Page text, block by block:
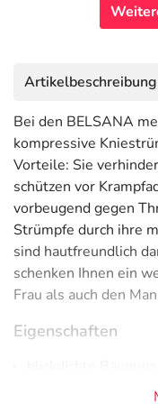
Artikelbeschreibung
Bei den BELSANA
kompressive
Vorteile: Sie
schützen vor
vorbeugend gegen
Strümpfe durch ihre
sind hautfreundlich
schenken Ihnen ein
Frau als auch den
Eigenschaften
weicher